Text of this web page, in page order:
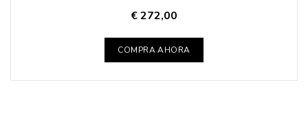
€ 272,00
COMPRA AHORA